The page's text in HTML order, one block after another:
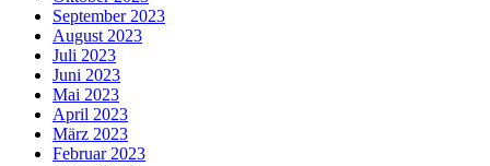
September 2023
August 2023
Juli 2023
Juni 2023
Mai 2023
April 2023
März 2023
Februar 2023